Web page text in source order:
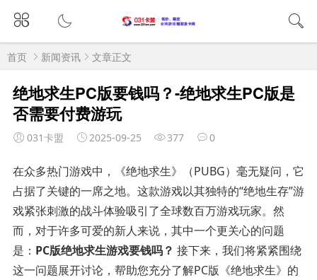
首页 新闻资讯 文章正文
绝地求生PC版要钱吗？-绝地求生PC版是
否需要付费游玩
031卡盟 2025-09-25 377 0
在众多热门游戏中，《绝地求生》（PUBG）毫无疑问，它
占据了关键的一席之地。这款游戏以其独特的“绝地生存”游
戏紧张刺激的战斗体验吸引了全球数百万游戏玩家。然
而，对于许多可爱的新人来说，其中一个更关心的问题
是： PC版绝地求生游戏要钱吗？ 接下来，我们将紧紧围绕
这一问题展开讨论，帮助您充分了解PC版《绝地求生》的